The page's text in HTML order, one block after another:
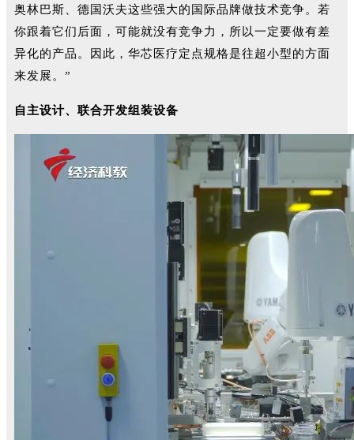
奥林巴斯、德国沃夫这些强大的国际品牌做技术竞争。若
你跟着它们后面，可能就没有竞争力，所以一定要做有差
异化的产品。因此，华芯医疗定点规格是往超小型的方面
来发展。”
自主设计、联合开发组装设备